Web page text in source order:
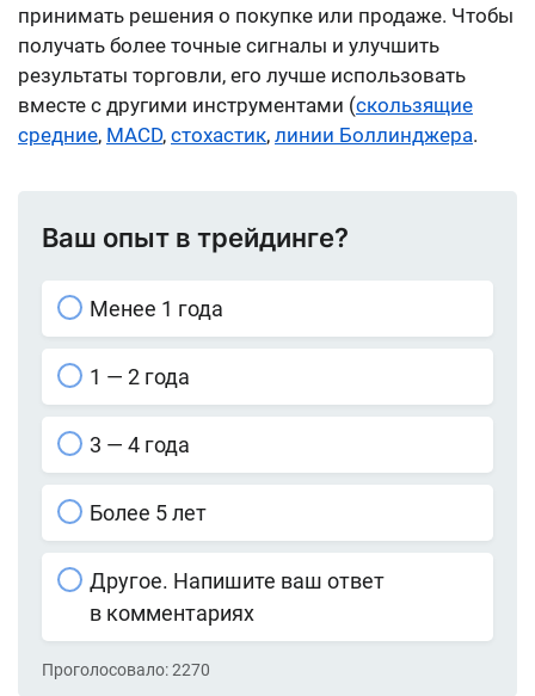
принимать решения о покупке или продаже. Чтобы
получать более точные сигналы и улучшить
результаты торговли, его лучше использовать
вместе с другими инструментами (скользящие
средние, MACD, стохастик, линии Боллинджера.
Ваш опыт в трейдинге?
Менее 1 года
1 — 2 года
3 — 4 года
Более 5 лет
Другое. Напишите ваш ответ
в комментариях
Проголосовало:2270